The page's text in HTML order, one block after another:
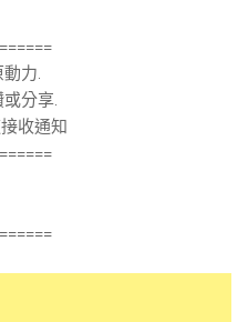
力.
分享.
收通知